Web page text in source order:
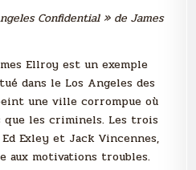
Confidential » de James
Ellroy est un exemple
dans le Los Angeles des
une ville corrompue où
les criminels. Les trois
Exley et Jack Vincennes,
aux motivations troubles.